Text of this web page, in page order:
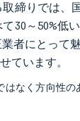
締りでは
30～50%
者にとって
ています。
なく方向性